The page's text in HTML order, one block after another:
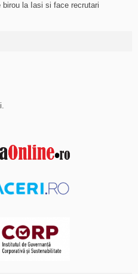
la Iasi si face recrutari